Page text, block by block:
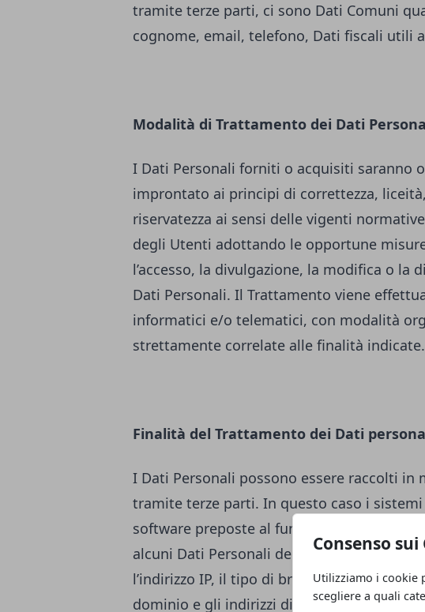
Consenso sui
Utilizziamo i cookie
scegliere a quali
tramite terze parti, ci sono Dati Comuni
cognome, email, telefono, Dati fiscali utili
Modalità di Trattamento dei Dati
I Dati Personali forniti o acquisiti saranno
improntato ai principi di correttezza,
riservatezza ai sensi delle vigenti
degli Utenti adottando le opportune
l’accesso, la divulgazione, la modifica o la
Dati Personali. Il Trattamento viene
informatici e/o telematici, con modalità
strettamente correlate alle finalità indicate.
Finalità del Trattamento dei Dati
I Dati Personali possono essere raccolti
tramite terze parti. In questo caso i
software preposte al funzionamento del
alcuni Dati Personali degli Utenti, di
l’indirizzo IP, il tipo di browser utilizzato, il
dominio e gli indirizzi di siti web dai quali è